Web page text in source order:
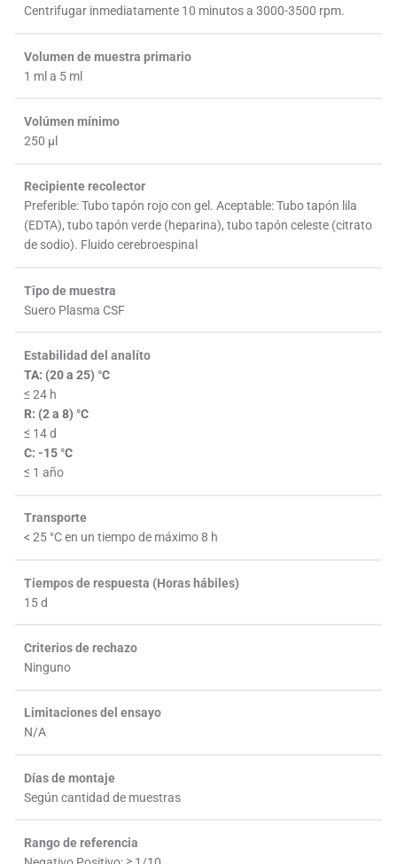
Centrifugar inmediatamente 10 minutos a 3000-3500 rpm.
Volumen de muestra primario
1 ml a 5 ml
Volúmen mínimo
250 µl
Recipiente recolector
Preferible: Tubo tapón rojo con gel. Aceptable: Tubo tapón lila
(EDTA), tubo tapón verde (heparina), tubo tapón celeste (citrato
de sodio). Fluido cerebroespinal
Tipo de muestra
Suero Plasma CSF
Estabilidad del analíto
TA: (20 a 25) °C
≤ 24 h
R: (2 a 8) °C
≤ 14 d
C: -15 °C
≤ 1 año
Transporte
< 25 °C en un tiempo de máximo 8 h
Tiempos de respuesta (Horas hábiles)
15 d
Criterios de rechazo
Ninguno
Limitaciones del ensayo
N/A
Días de montaje
Según cantidad de muestras
Rango de referencia